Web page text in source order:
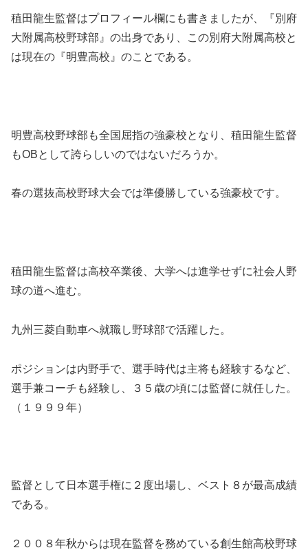
稙田龍生監督はプロフィール欄にも書きましたが、『別府
大附属高校野球部』の出身であり、この別府大附属高校と
は現在の『明豊高校』のことである。
明豊高校野球部も全国屈指の強豪校となり、稙田龍生監督
もOBとして誇らしいのではないだろうか。
春の選抜高校野球大会では準優勝している強豪校です。
稙田龍生監督は高校卒業後、大学へは進学せずに社会人野
球の道へ進む。
九州三菱自動車へ就職し野球部で活躍した。
ポジションは内野手で、選手時代は主将も経験するなど、
選手兼コーチも経験し、３５歳の頃には監督に就任した。
（１９９９年）
監督として日本選手権に２度出場し、ベスト８が最高成績
である。
２００８年秋からは現在監督を務めている創生館高校野球